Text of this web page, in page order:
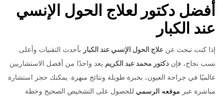
أفضل دكتور لعلاج الحول الإنسي
عند الكبار
إذا كنت تبحث عن علاج الحول الإنسي عند الكبار بأحدث التقنيات وأعلى
نسب نجاح، فإن دكتور محمد عبد الكريميعد واحدًا من أفضل الاستشاريين
عالميًا في جراحة العيون، بخبرة طويلة ونتائج مبهرة. يمكنك حجز استشارة
مباشرة عبر موقعه الرسمي للحصول على التشخيص الصحيح وخطة